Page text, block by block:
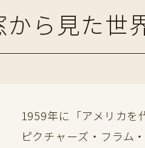
ら見た世
1959年に「アメリカを
ピクチャーズ・フラム